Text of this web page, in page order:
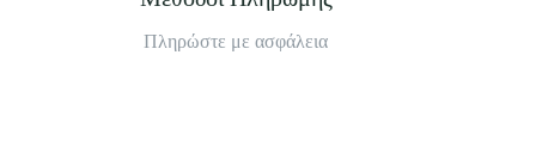
Πληρώστε με ασφάλεια